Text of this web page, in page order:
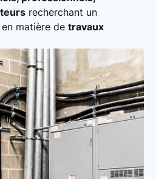
recherchant un
matière de travaux